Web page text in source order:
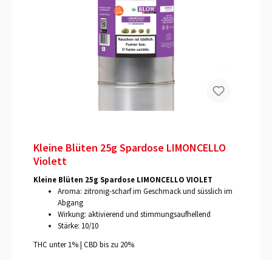
Kleine Blüten 25g Spardose LIMONCELLO
Violett
Kleine Blüten 25g Spardose LIMONCELLO VIOLET
Aroma: zitronig-scharf im Geschmack und süsslich im
Abgang
Wirkung: aktivierend und stimmungsaufhellend
Stärke: 10/10
THC unter 1% | CBD bis zu 20%